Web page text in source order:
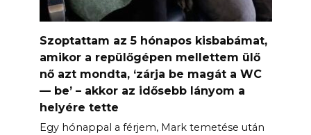
Szoptattam az 5 hónapos kisbabámat,
amikor a repülőgépen mellettem ülő
nő azt mondta, ‘zárja be magát a WC
— be’ – akkor az idősebb lányom a
helyére tette
Egy hónappal a férjem, Mark temetése után